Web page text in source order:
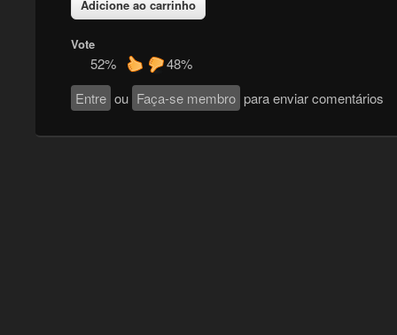
Vote
52%
48%
Entre ou Faça-se membro para enviar comentários